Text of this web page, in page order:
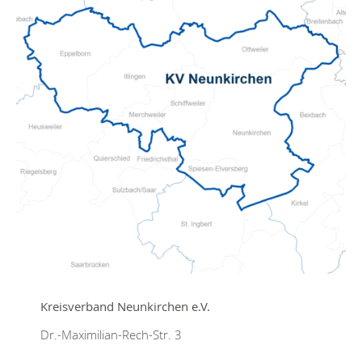
Kreisverband Neunkirchen e.V.
Dr.-Maximilian-Rech-Str. 3